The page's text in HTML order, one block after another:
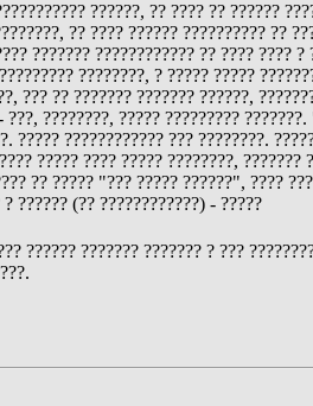
??????, ?? ???? ?? ??????
?? ???? ?????? ?????????? ??
??????? ???????????? ?? ???? ????
????????, ? ????? ?????
??? ?? ??????? ??????? ??????,
????????, ????? ?????????
????? ???????????? ??? ????????.
????? ???? ????? ????????,
?? ????? "??? ????? ??????", ????
?????? (?? ????????????) - ?????
?????? ??????? ??????? ? ???